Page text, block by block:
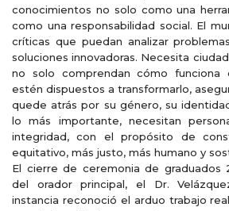
conocimientos no solo como una
como una responsabilidad social. El
críticas que puedan analizar
soluciones innovadoras. Necesita
no solo comprendan cómo funciona
estén dispuestos a transformarlo,
quede atrás por su género, su
lo más importante, necesitan
integridad, con el propósito de
equitativo, más justo, más humano y
El cierre de ceremonia de graduados
del orador principal, el Dr.
instancia reconoció el arduo trabajo